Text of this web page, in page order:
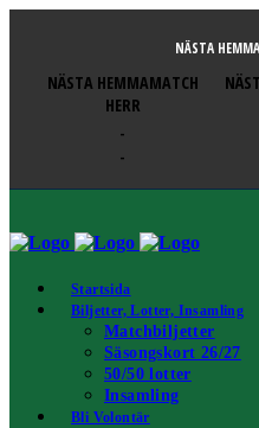
NÄSTA
NÄSTA HEMMAMATCH
HERR
-
-
Startsida
Biljetter, Lotter, Insamling
Matchbiljetter
Säsongskort 26/27
50/50 lotter
Insamling
Bli Volontär